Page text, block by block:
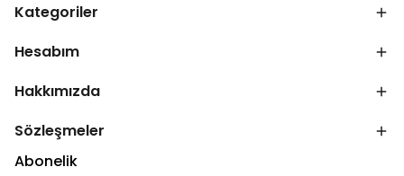
Kategoriler
Hesabım
Hakkımızda
Sözleşmeler
Abonelik